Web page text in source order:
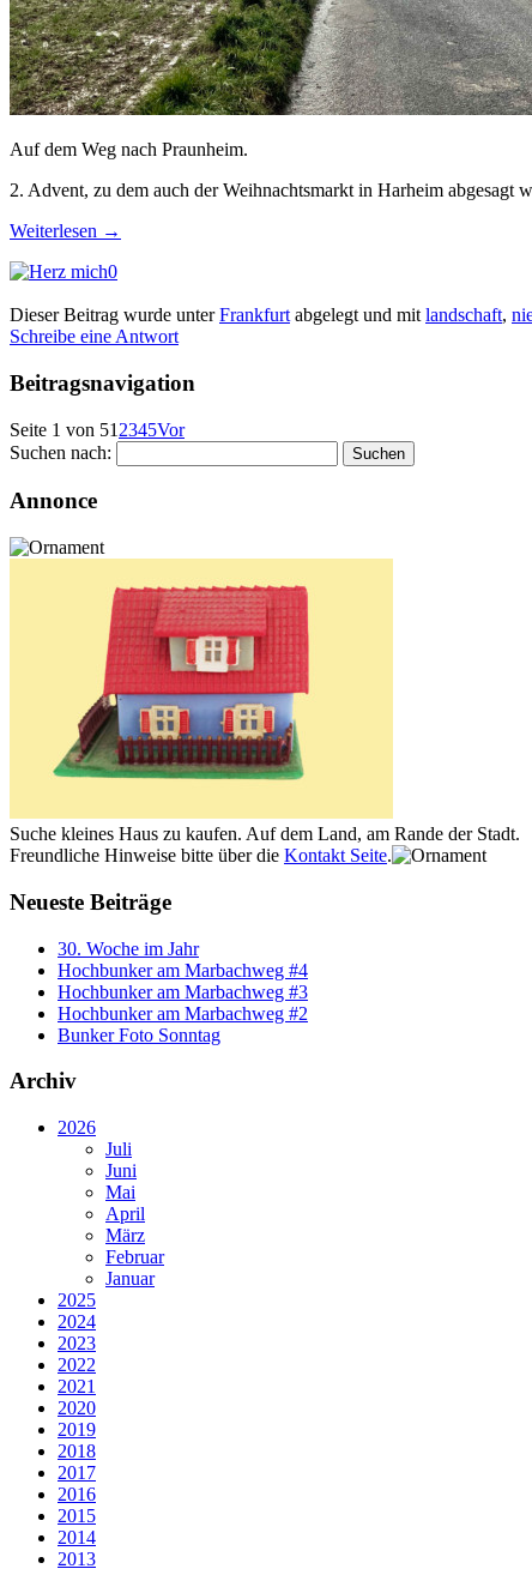
Auf dem Weg nach Praunheim.
2. Advent, zu dem auch der Weihnachtsmarkt in Harheim abgesagt
Weiterlesen →
0
Dieser Beitrag wurde unterFrankfurt abgelegt und mit landschaft,
Schreibe eine Antwort
Beitragsnavigation
Seite 1 von 51 2345Vor
Suchen nach:
Annonce
Suche kleines Haus zu kaufen. Auf dem Land, am Rande der Stadt.
Freundliche Hinweise bitte über die Kontakt Seite.
Neueste Beiträge
30. Woche im Jahr
Hochbunker am Marbachweg #4
Hochbunker am Marbachweg #3
Hochbunker am Marbachweg #2
Bunker Foto Sonntag
Archiv
2026
Juli
Juni
Mai
April
März
Februar
Januar
2025
2024
2023
2022
2021
2020
2019
2018
2017
2016
2015
2014
2013